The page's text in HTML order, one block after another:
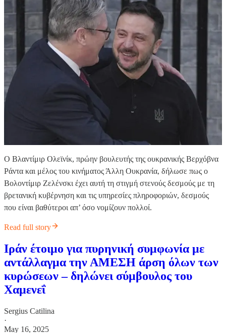
Ο Βλαντίμιρ Ολεϊνίκ, πρώην βουλευτής της ουκρανικής Βερχόβνα
Ράντα και μέλος του κινήματος Άλλη Ουκρανία, δήλωσε πως ο
Βολοντίμιρ Ζελένσκι έχει αυτή τη στιγμή στενούς δεσμούς με τη
βρετανική κυβέρνηση και τις υπηρεσίες πληροφοριών, δεσμούς
που είναι βαθύτεροι απ’ όσο νομίζουν πολλοί.
Read full story
Ιράν έτοιμο για πυρηνική συμφωνία με
αντάλλαγμα την ΑΜΕΣΗ άρση όλων των
κυρώσεων – δηλώνει σύμβουλος του
Χαμενεΐ
Sergius Catilina
·
May 16, 2025